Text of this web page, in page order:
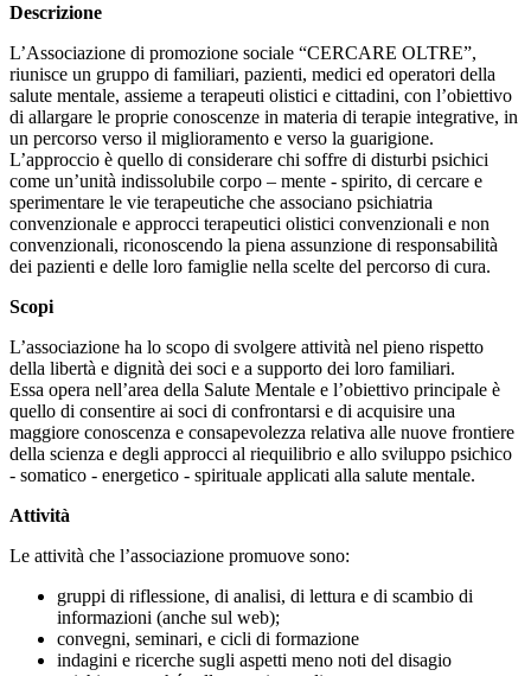
Descrizione
L’Associazione di promozione sociale “CERCARE OLTRE”,
riunisce un gruppo di familiari, pazienti, medici ed operatori della
salute mentale, assieme a terapeuti olistici e cittadini, con l’obiettivo
di allargare le proprie conoscenze in materia di terapie integrative, in
un percorso verso il miglioramento e verso la guarigione.
L’approccio è quello di considerare chi soffre di disturbi psichici
come un’unità indissolubile corpo – mente - spirito, di cercare e
sperimentare le vie terapeutiche che associano psichiatria
convenzionale e approcci terapeutici olistici convenzionali e non
convenzionali, riconoscendo la piena assunzione di responsabilità
dei pazienti e delle loro famiglie nella scelte del percorso di cura.
Scopi
L’associazione ha lo scopo di svolgere attività nel pieno rispetto
della libertà e dignità dei soci e a supporto dei loro familiari.
Essa opera nell’area della Salute Mentale e l’obiettivo principale è
quello di consentire ai soci di confrontarsi e di acquisire una
maggiore conoscenza e consapevolezza relativa alle nuove frontiere
della scienza e degli approcci al riequilibrio e allo sviluppo psichico
- somatico - energetico - spirituale applicati alla salute mentale.
Attività
Le attività che l’associazione promuove sono:
gruppi di riflessione, di analisi, di lettura e di scambio di
informazioni (anche sul web);
convegni, seminari, e cicli di formazione
indagini e ricerche sugli aspetti meno noti del disagio